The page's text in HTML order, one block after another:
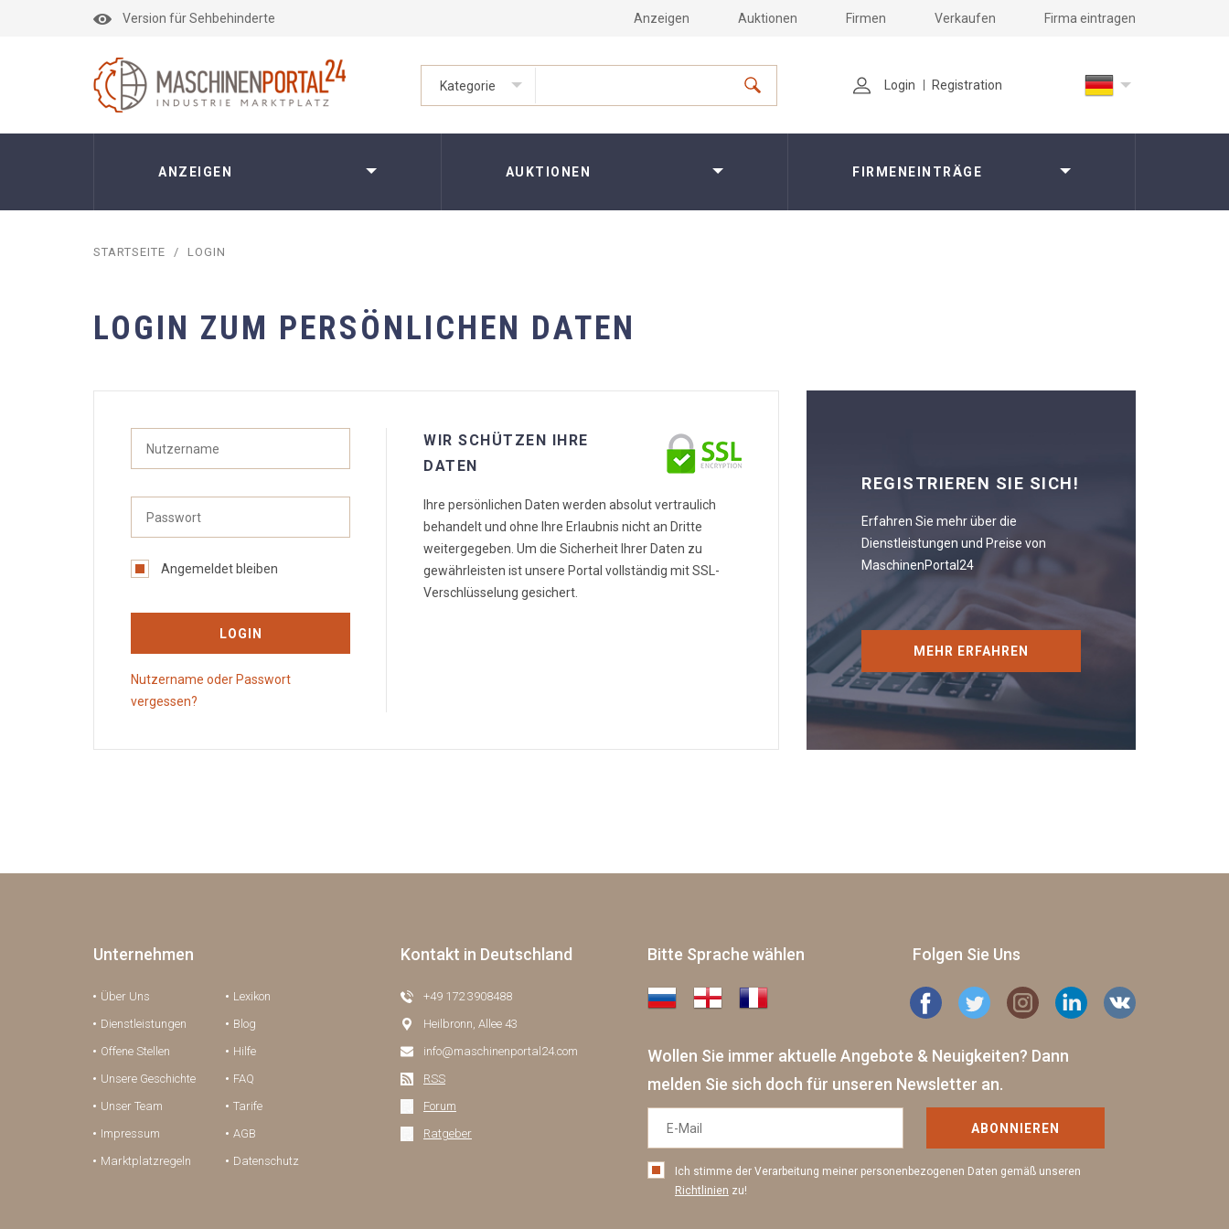
Version für Sehbehinderte Anzeigen Auktionen Firmen Verkaufen Firma eintragen
Kategorie Login Registration
ANZEIGEN AUKTIONEN FIRMENEINTRÄGE
STARTSEITE / LOGIN
LOGIN ZUM PERSÖNLICHEN DATEN
Angemeldet bleiben
LOGIN
Nutzername oder Passwort
vergessen?
WIR SCHÜTZEN IHRE
DATEN
Ihre persönlichen Daten werden absolut vertraulich
behandelt und ohne Ihre Erlaubnis nicht an Dritte
weitergegeben. Um die Sicherheit Ihrer Daten zu
gewährleisten ist unsere Portal vollständig mit SSL-
Verschlüsselung gesichert.
REGISTRIEREN SIE SICH!
Erfahren Sie mehr über die
Dienstleistungen und Preise von
MaschinenPortal24
MEHR ERFAHREN
Unternehmen
Über Uns
Dienstleistungen
Offene Stellen
Unsere Geschichte
Unser Team
Impressum
Marktplatzregeln
Lexikon
Blog
Hilfe
FAQ
Tarife
AGB
Datenschutz
Kontakt in Deutschland
+49 172 3908488
Heilbronn, Allee 43
info@maschinenportal24.сom
RSS
Forum
Ratgeber
Bitte Sprache wählen Folgen Sie Uns
Wollen Sie immer aktuelle Angebote & Neuigkeiten? Dann
melden Sie sich doch für unseren Newsletter an.
ABONNIEREN
Ich stimme der Verarbeitung meiner personenbezogenen Daten gemäß unseren
Richtlinien zu!